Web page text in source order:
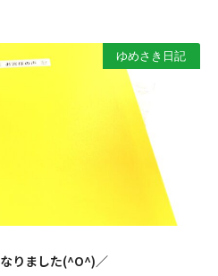
ゆめさき日記
りました(^O^)／